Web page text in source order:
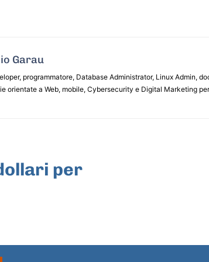
Garau
programmatore, Database Administrator, Linux Admin,
orientate a Web, mobile, Cybersecurity e Digital Marketing
per